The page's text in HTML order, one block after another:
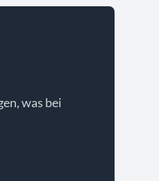
was bei